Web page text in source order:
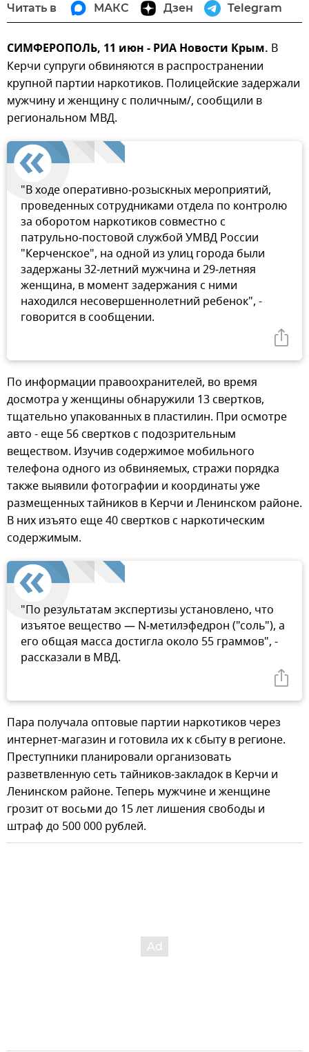
Читать в МАКС Дзен Telegram
СИМФЕРОПОЛЬ, 11 июн - РИА Новости Крым. В
Керчи супруги обвиняются в распространении
крупной партии наркотиков. Полицейские задержали
мужчину и женщину с поличным/, сообщили в
региональном МВД.
"В ходе оперативно‑розыскных мероприятий,
проведенных сотрудниками отдела по контролю
за оборотом наркотиков совместно с
патрульно‑постовой службой УМВД России
"Керченское", на одной из улиц города были
задержаны 32‑летний мужчина и 29‑летняя
женщина, в момент задержания с ними
находился несовершеннолетний ребенок", -
говорится в сообщении.
По информации правоохранителей, во время
досмотра у женщины обнаружили 13 свертков,
тщательно упакованных в пластилин. При осмотре
авто - еще 56 свертков с подозрительным
веществом. Изучив содержимое мобильного
телефона одного из обвиняемых, стражи порядка
также выявили фотографии и координаты уже
размещенных тайников в Керчи и Ленинском районе.
В них изъято еще 40 свертков с наркотическим
содержимым.
"По результатам экспертизы установлено, что
изъятое вещество — N‑метилэфедрон ("соль"), а
его общая масса достигла около 55 граммов", -
рассказали в МВД.
Пара получала оптовые партии наркотиков через
интернет-магазин и готовила их к сбыту в регионе.
Преступники планировали организовать
разветвленную сеть тайников‑закладок в Керчи и
Ленинском районе. Теперь мужчине и женщине
грозит от восьми до 15 лет лишения свободы и
штраф до 500 000 рублей.